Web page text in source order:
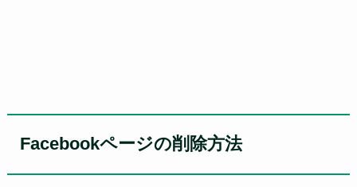
Facebookページの削除方法